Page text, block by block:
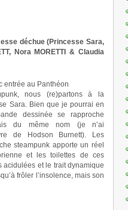
déchue (Princesse Sara,
Nora MORETTI & Claudia
entrée au Panthéon
nous (re)partons à la
Sara. Bien que je pourrai en
dessinée se rapproche
du même nom (je n’ai
de Hodson Burnett). Les
steampunk apporte un réel
et les toilettes de ces
et le trait dynamique
frôler l’insolence, mais son